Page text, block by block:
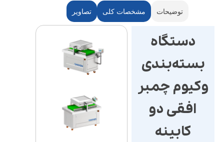
توضیحات مشخصات کلی تصاویر
دستگاه
بسته‌بندی
وکیوم چمبر
افقی دو
کابینه